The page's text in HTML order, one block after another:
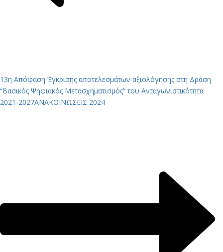
13η Απόφαση Έγκρισης αποτελεσμάτων αξιολόγησης στη Δράση
“Βασικός Ψηφιακός Μετασχηματισμός” του Ανταγωνιστικότητα
2021-2027ΑΝΑΚΟΙΝΩΣΕΙΣ 2024